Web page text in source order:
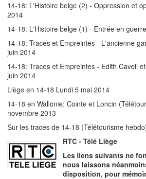
14-18: L'Histoire belge (2) - Oppression et
2014
14-18: L'Histoire belge (1) - Entrée en
14-18: Traces et Empreintes - L'ancienne
juin 2014
14-18: Traces et Empreintes - Edith Cavell
juin 2014
Liège en 14-18 Lundi 5 mai 2014
14-18 en Wallonie: Cointe et Loncin
novembre 2013
Sur les traces de 14-18 (Télétourisme
RTC - Télé Liège
Les liens suivants ne
nous laissons
disposition, pour